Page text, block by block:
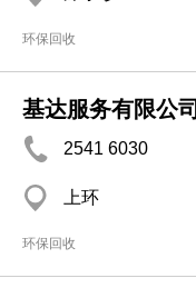
环保回收
基达服务有限公司
2541 6030
上环
环保回收